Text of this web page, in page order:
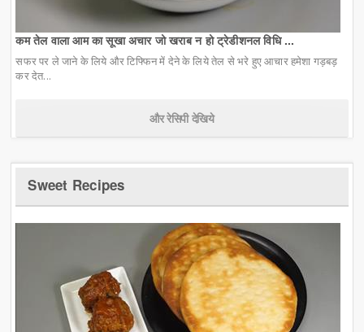
कम तेल वाला आम का सूखा अचार जो खराब न हो ट्रेडीशनल विधि ...
सफर पर ले जाने के लिये और टिफ्फिन में देने के लिये तेल से भरे हुए आचार हमेशा गड़बड़
कर देत...
और रेसिपी देखिये
Sweet Recipes